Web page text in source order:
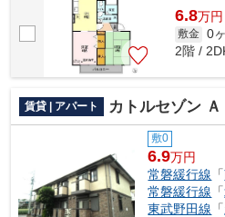
6.8万円
敷金 0
2階 /
賃貸 | アパート カトルセゾン Ａ
敷0
6.9万円
常磐緩行線 「
常磐緩行線 「
東武野田線 「